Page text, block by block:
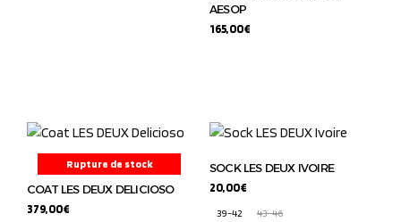
AESOP
165,00€
Rupture de stock
COAT LES DEUX DELICIOSO
379,00€
SOCK LES DEUX IVOIRE
20,00€
39-42
43-46